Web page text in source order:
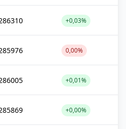
+0,03%
0,00%
+0,01%
+0,00%